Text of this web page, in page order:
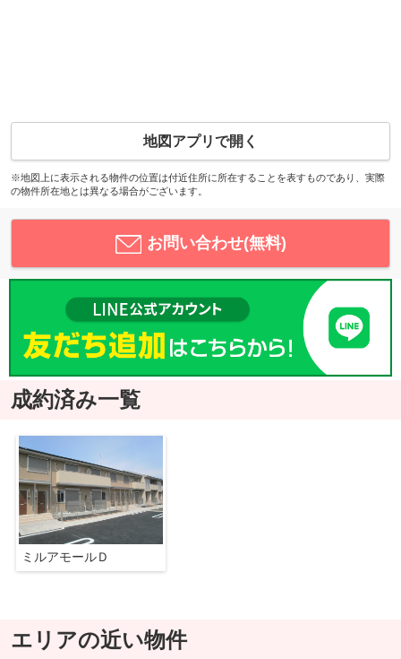
地図アプリで開く
※地図上に表示される物件の位置は付近住所に所在することを表すものであり、実際
の物件所在地とは異なる場合がございます。
お問い合わせ(無料)
成約済み一覧
ミルアモールＤ
エリアの近い物件